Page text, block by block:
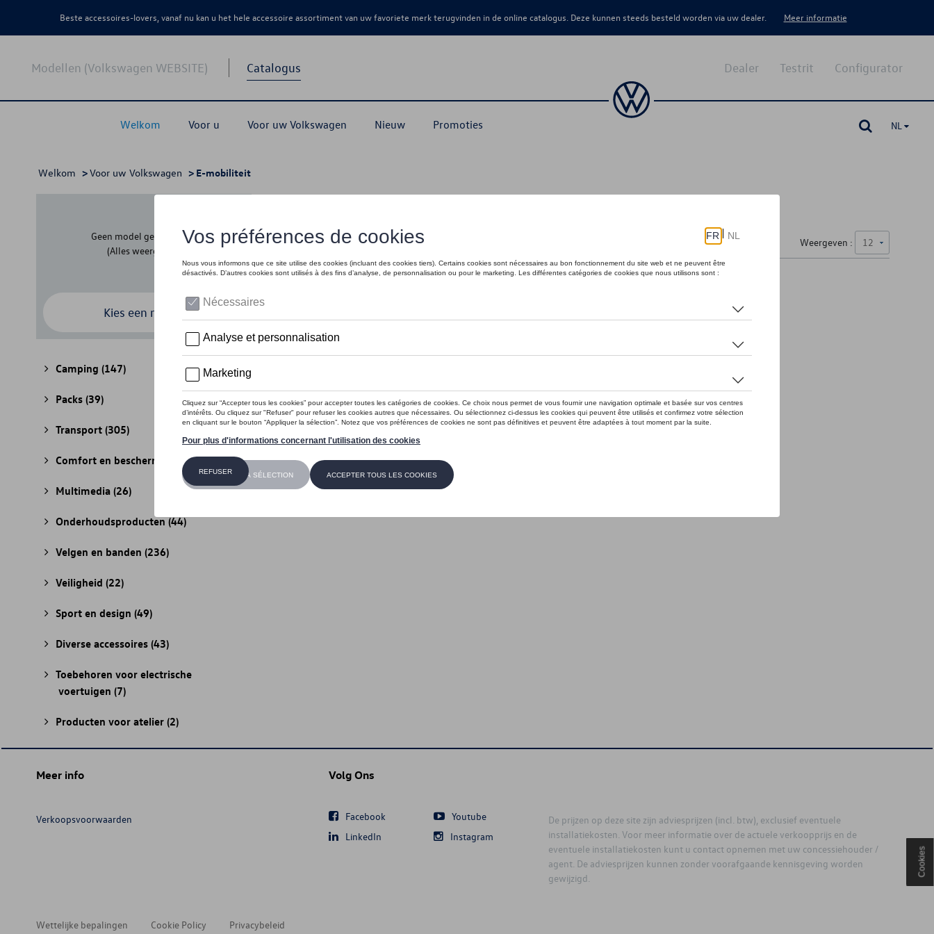
Beste accessoires-lovers, vanaf nu kan u het hele accessoire assortiment van uw favoriete merk terugvinden in de online catalogus. Deze kunnen steeds besteld worden via uw dealer. Meer informatie
Modellen (Volkswagen WEBSITE) Catalogus
Welkom Voor u Voor uw Volkswagen Nieuw Promoties
Configurator
Testrit
Dealer
NL
Welkom >Voor uw Volkswagen > E-mobiliteit
Geen model geselecteerd
(Alles weergeven)
Kies een model
Camping (147)
Packs (39)
Transport (305)
Comfort en bescherming (841)
Multimedia (26)
Onderhoudsproducten(44)
Velgen en banden (236)
Veiligheid (22)
Sport en design (49)
Diverse accessoires (43)
Toebehoren voor electrische
voertuigen (7)
Producten voor atelier (2)
Weergeven :
Meer info
Verkoopsvoorwaarden
Volg Ons
Facebook
Youtube
LinkedIn
Instagram
De prijzen op deze site zijn adviesprijzen (incl. btw), exclusief eventuele
installatiekosten. Voor meer informatie over de actuele verkoopprijs en de
eventuele installatiekosten kunt u contact opnemen met uw concessiehouder /
agent. De adviesprijzen kunnen zonder voorafgaande kennisgeving worden
gewijzigd.
Wettelijke bepalingen Cookie Policy
Privacybeleid
Cookies